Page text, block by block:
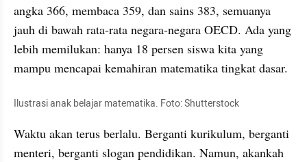
angka 366, membaca 359, dan sains 383, semuanya
jauh di bawah rata-rata negara-negara OECD. Ada yang
lebih memilukan: hanya 18 persen siswa kita yang
mampu mencapai kemahiran matematika tingkat dasar.
Ilustrasi anak belajar matematika. Foto: Shutterstock
Waktu akan terus berlalu. Berganti kurikulum, berganti
menteri, berganti slogan pendidikan. Namun, akankah